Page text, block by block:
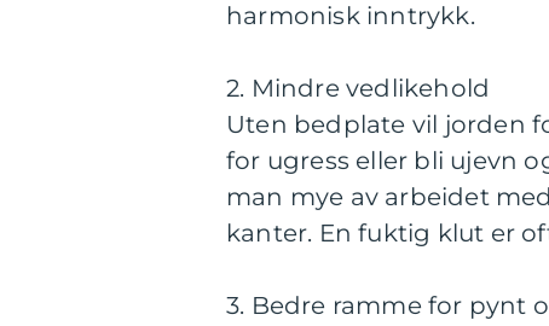
harmonisk inntrykk.
2. Mindre vedlikehold
Uten bedplate vil jorden
for ugress eller bli ujevn
man mye av arbeidet
kanter. En fuktig klut er
3. Bedre ramme for pynt